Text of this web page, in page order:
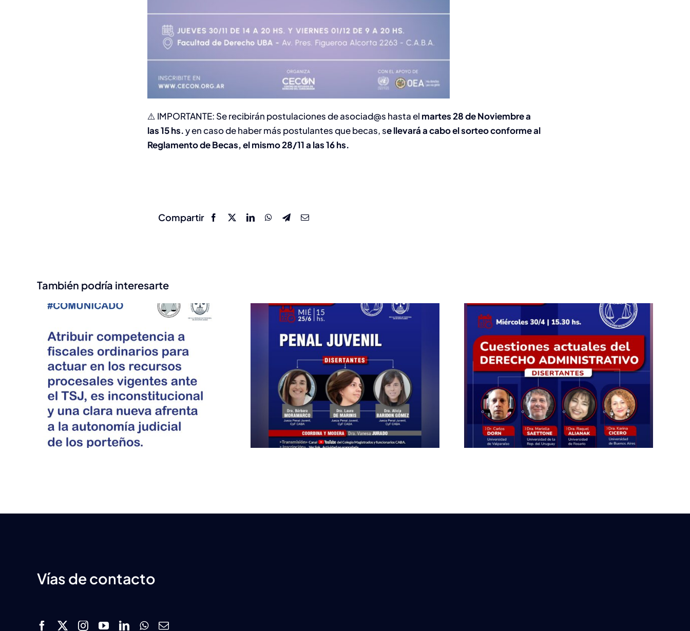
⚠️ IMPORTANTE: Se recibirán postulaciones de asociad@s hasta el martes 28 de Noviembre a
las 15 hs.y en caso de haber más postulantes que becas, se llevará a cabo el sorteo conforme al
Reglamento de Becas, el mismo 28/11 a las 16 hs.
Compartir
También podría interesarte
25/6 Charla: Penal
Juvenil
30/4 Charla sobre
«Cuestiones actuales
del Derecho
Administrativo»
Comunicado
Conjunto Colegio de
Magistrados CABA –
Mafucaba
Vías de contacto